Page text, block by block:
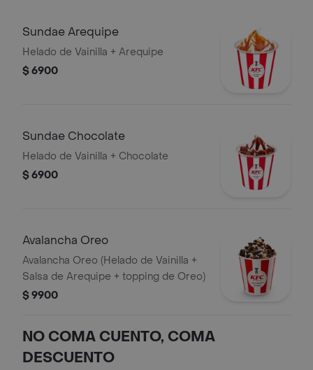
Sundae Arequipe
Helado de Vainilla + Arequipe
$ 6900
Sundae Chocolate
Helado de Vainilla + Chocolate
$ 6900
Avalancha Oreo
Avalancha Oreo (Helado de Vainilla +
Salsa de Arequipe + topping de Oreo)
$ 9900
NO COMA CUENTO, COMA
DESCUENTO